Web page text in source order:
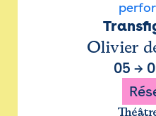
Olivier
05 →